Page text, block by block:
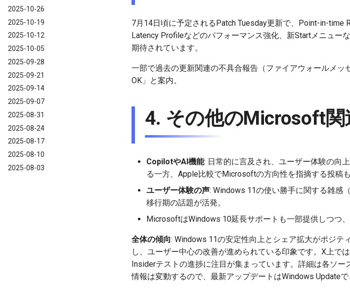
2025-10-26
2025-10-19
2025-10-12
2025-10-05
2025-09-28
2025-09-21
2025-09-14
2025-09-07
2025-08-31
2025-08-24
2025-08-17
2025-08-10
2025-08-03
7月14日頃に予定されるPatch Tuesday更新で、Point-in-
Latency Profileなどのパフォーマンス強化、新Startメニュー
期待されています。
一部で過去の更新関連の不具合報告（ファイアウォールメ
OK」と案内。
4. その他のMicrosoft関
CopilotやAI機能: 日常的に言及され、ユーザー体験の向
る一方、Apple比較でMicrosoftの方向性を指摘する投稿も
ユーザー体験の声: Windows 11の使い勝手に関する雑感
移行期の話題が活発。
MicrosoftはWindows 10延長サポートも一部提供しつつ
全体の傾向: Windows 11の安定性向上とシェア拡大がポジ
し、ユーザー中心の改善が進められている印象です。X上で
Insiderテストの進捗に注目が集まっています。詳細は各ソー
情報は変動するので、最新アップデートはWindows Updateで